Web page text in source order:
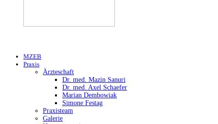
MZEB
Praxis
Ärzteschaft
Dr. med. Mazin Sanuri
Dr. med. Axel Schaefer
Marian Dembowiak
Simone Festag
Praxisteam
Galerie